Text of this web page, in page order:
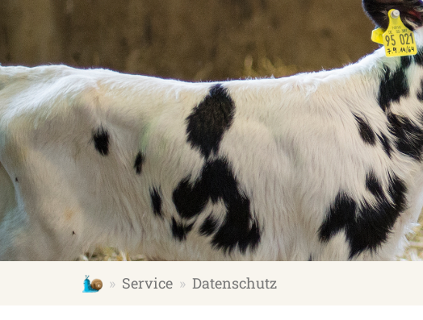
schmallenberger-kinderland.de
Service Datenschutz